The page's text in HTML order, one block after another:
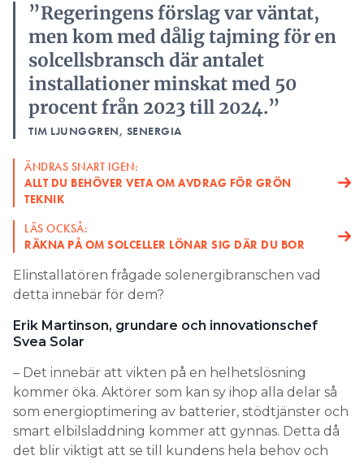
”Regeringens förslag var väntat,
men kom med dålig tajming för en
solcellsbransch där antalet
installationer minskat med 50
procent från 2023 till 2024.”
TIM LJUNGGREN, SENERGIA
ÄNDRAS SNART IGEN:
ALLT DU BEHÖVER VETA OM AVDRAG FÖR GRÖN
TEKNIK
LÄS OCKSÅ:
RÄKNA PÅ OM SOLCELLER LÖNAR SIG DÄR DU BOR
Elinstallatören frågade solenergibranschen vad
detta innebär för dem?
Erik Martinson, grundare och innovationschef
Svea Solar
– Det innebär att vikten på en helhetslösning
kommer öka. Aktörer som kan sy ihop alla delar så
som energioptimering av batterier, stödtjänster och
smart elbilsladdning kommer att gynnas. Detta då
det blir viktigt att se till kundens hela behov och